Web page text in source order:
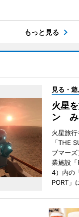
もっと見る
見る・遊
火星
ン み
火星旅
「THE
ブマー
業施設
4）内の
PORT」